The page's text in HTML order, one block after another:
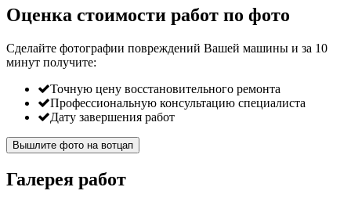
Оценка стоимости работ по фото
Сделайте фотографии повреждений Вашей машины и за 10
минут получите:
Точную цену восстановительного ремонта
Профессиональную консультацию специалиста
Дату завершения работ
Вышлите фото на вотцап
Галерея работ